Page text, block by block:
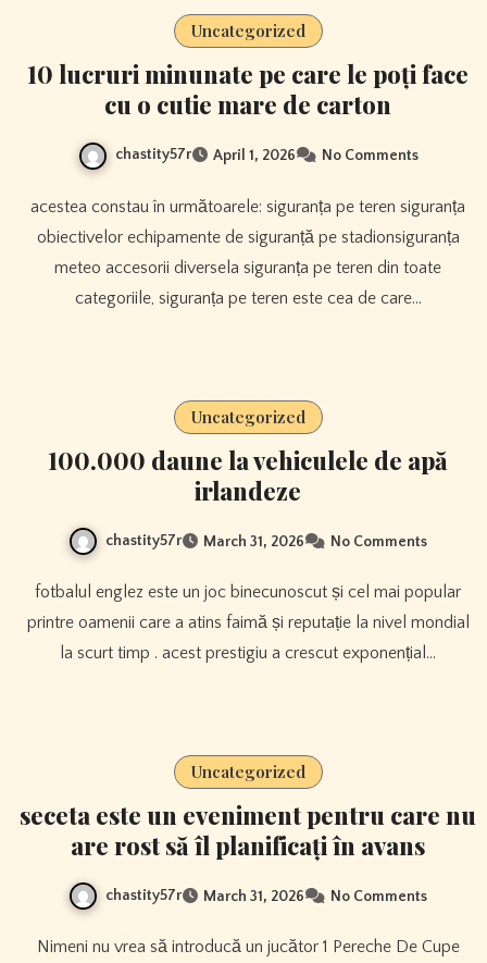
Uncategorized
10 lucruri minunate pe care le poți face
cu o cutie mare de carton
chastity57r April 1, 2026 No Comments
acestea constau în următoarele: siguranța pe teren siguranța
obiectivelor echipamente de siguranță pe stadionsiguranța
meteo accesorii diversela siguranța pe teren din toate
categoriile, siguranța pe teren este cea de care…
Uncategorized
100.000 daune la vehiculele de apă
irlandeze
chastity57r March 31, 2026 No Comments
fotbalul englez este un joc binecunoscut și cel mai popular
printre oamenii care a atins faimă și reputație la nivel mondial
la scurt timp . acest prestigiu a crescut exponențial…
Uncategorized
seceta este un eveniment pentru care nu
are rost să îl planificați în avans
chastity57r March 31, 2026 No Comments
Nimeni nu vrea să introducă un jucător 1 Pereche De Cupe